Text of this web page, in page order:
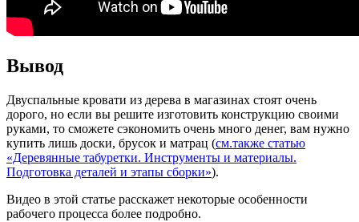
Вывод
Двуспальные кровати из дерева в магазинах стоят очень
дорого, но если вы решите изготовить конструкцию своими
руками, то сможете сэкономить очень много денег, вам нужно
купить лишь доски, брусок и матрац (см.также статью
«Деревянные табуретки. Инструменты и материалы.
Подготовка деталей и этапы сборки»).
Видео в этой статье расскажет некоторые особенности
рабочего процесса более подробно.